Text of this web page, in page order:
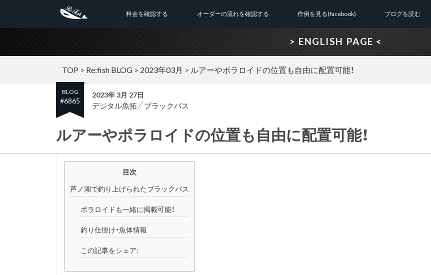
料金を確認する オーダーの流れを確認する 作例を見る(facebook) ブログを読む
> ENGLISH PAGE <
TOP > Re:fish BLOG > 2023年03月 > ルアーやポラロイドの位置も自由に配置可能！
BLOG
#6865
2023年 3月 27日
デジタル魚拓 ブラックバス
ルアーやポラロイドの位置も自由に配置可能！
目次
芦ノ湖で釣り上げられたブラックバス
ポラロイドも一緒に掲載可能！
釣り仕掛け・魚体情報
この記事をシェア: